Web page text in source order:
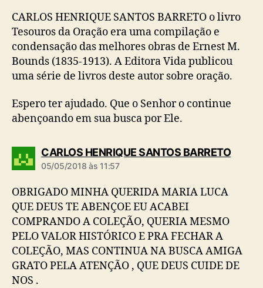
:
CARLOS HENRIQUE SANTOS BARRETO o livro
Tesouros da Oração era uma compilação e
condensação das melhores obras de Ernest M.
Bounds (1835-1913). A Editora Vida publicou
uma série de livros deste autor sobre oração.
Espero ter ajudado. Que o Senhor o continue
abençoando em sua busca por Ele.
CARLOS HENRIQUE SANTOS BARRETOd
05/05/2018 às 11:57
OBRIGADO MINHA QUERIDA MARIA LUCA
QUE DEUS TE ABENÇOE EU ACABEI
COMPRANDO A COLEÇÃO, QUERIA MESMO
PELO VALOR HISTÓRICO E PRA FECHAR A
COLEÇÃO, MAS CONTINUA NA BUSCA AMIGA
GRATO PELA ATENÇÃO , QUE DEUS CUIDE DE
NOS .